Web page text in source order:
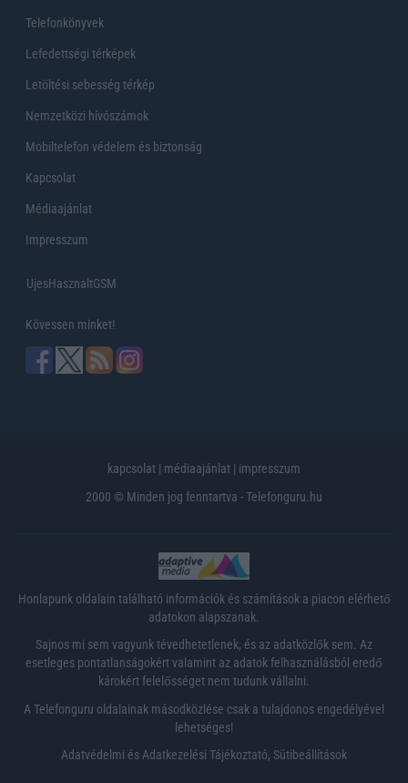
Telefonkönyvek
Lefedettségi térképek
Letöltési sebesség térkép
Nemzetközi hívószámok
Mobiltelefon védelem és biztonság
Kapcsolat
Médiaajánlat
Impresszum
UjesHasznaltGSM
Kövessen minket!
kapcsolat | médiaajánlat | impresszum
2000 © Minden jog fenntartva - Telefonguru.hu
Honlapunk oldalain található információk és számítások a piacon elérhető
adatokon alapszanak.
Sajnos mi sem vagyunk tévedhetetlenek, és az adatközlők sem. Az
esetleges pontatlanságokért valamint az adatok felhasználásból eredő
károkért felelősséget nem tudunk vállalni.
A Telefonguru oldalainak másodközlése csak a tulajdonos engedélyével
lehetséges!
Adatvédelmi és Adatkezelési Tájékoztató, Sütibeállítások